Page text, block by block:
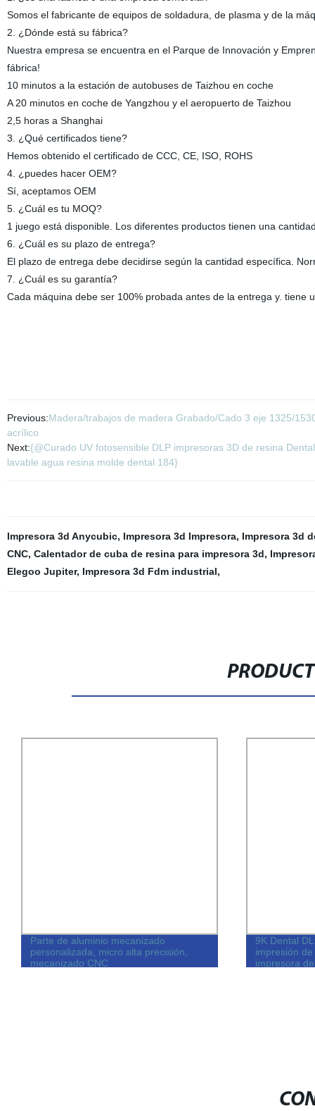
Somos el fabricante de equipos de soldadura, de plasma y de la
2. ¿Dónde está su fábrica?
Nuestra empresa se encuentra en el Parque de Innovación y
fábrica!
10 minutos a la estación de autobuses de Taizhou en coche
A 20 minutos en coche de Yangzhou y el aeropuerto de Taizhou
2,5 horas a Shanghai
3. ¿Qué certificados tiene?
Hemos obtenido el certificado de CCC, CE, ISO, ROHS
4. ¿puedes hacer OEM?
Sí, aceptamos OEM
5. ¿Cuál es tu MOQ?
1 juego está disponible. Los diferentes productos tienen una
6. ¿Cuál es su plazo de entrega?
El plazo de entrega debe decidirse según la cantidad específica.
7. ¿Cuál es su garantía?
Cada máquina debe ser 100% probada antes de la entrega y. tiene
Previous:Madera/trabajos de madera Grabado/Cado 3 eje 1325/
acrílico
Next:{@Curado UV fotosensible DLP impresoras 3D de resina
lavable agua resina molde dental 184}
Impresora 3d Anycubic, Impresora 3d Impresora, Impresora 3d
CNC, Calentador de cuba de resina para impresora 3d,
Elegoo Jupiter, Impresora 3d Fdm industrial,
Parte de aluminio mecanizado
personalizada, micro alta precisión,
mecanizado CNC
9K Dental
impresión
impresora